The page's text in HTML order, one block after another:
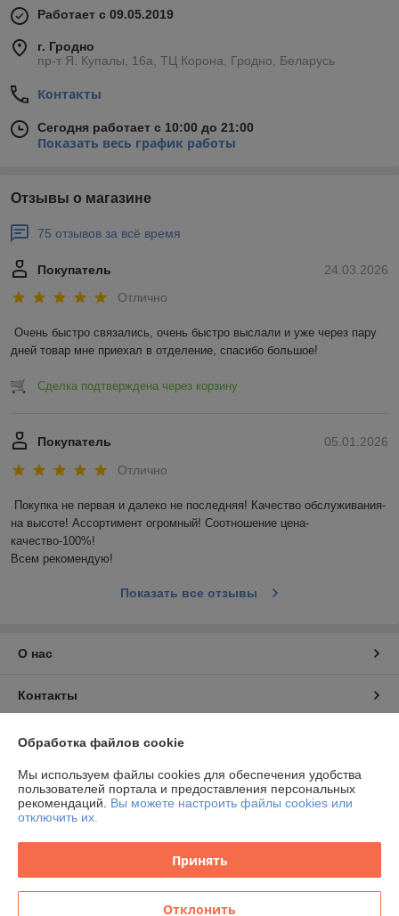
Работает с 09.05.2019
г. Гродно
пр-т Я. Купалы, 16а, ТЦ Корона, Гродно, Беларусь
Контакты
Сегодня работает с 10:00 до 21:00
Показать весь график работы
Отзывы о магазине
75 отзывов за всё время
24.03.2026
Покупатель
Отлично
Очень быстро связались, очень быстро выслали и уже через пару
дней товар мне приехал в отделение, спасибо большое!
Сделка подтверждена через корзину
05.01.2026
Покупатель
Отлично
Покупка не первая и далеко не последняя! Качество обслуживания-
на высоте! Ассортимент огромный! Соотношение цена-
качество-100%!
Всем рекомендую!
Показать все отзывы
О нас
Контакты
Доставка и оплата
График работы
Полная версия сайта
Политика обработки cookies
Сайт создан на платформе Deal.by
Обработка файлов cookie
Мы используем файлы cookies для обеспечения удобства
пользователей портала и предоставления персональных
рекомендаций. Вы можете настроить файлы cookies или
отключить их.
Принять
Отклонить